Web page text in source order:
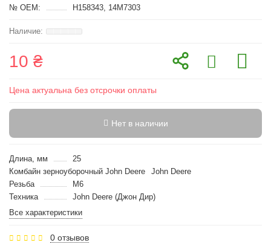
№ OEM:
H158343, 14M7303
10 ₴
Цена актуальна без отсрочки оплаты
Нет в наличии
Длина, мм
25
Комбайн зерноуборочный John Deere
John Deere
Резьба
M6
Техника
John Deere (Джон Дир)
Все характеристики
0 отзывов